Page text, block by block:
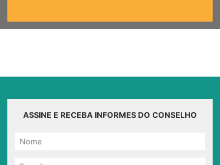
ASSINE E RECEBA INFORMES DO CONSELHO